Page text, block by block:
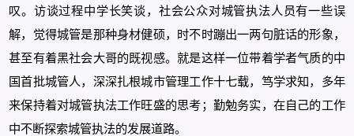
叹。访谈过程中学长笑谈，社会公众对城管执法人员有一些误
解，觉得城管是那种身材健硕，时不时蹦出一两句脏话的形象，
甚至有着黑社会大哥的既视感。就是这样一位带着学者气质的中
国首批城管人，深深扎根城市管理工作十七载，笃学求知，多年
来保持着对城管执法工作旺盛的思考；勤勉务实，在自己的工作
中不断探索城管执法的发展道路。